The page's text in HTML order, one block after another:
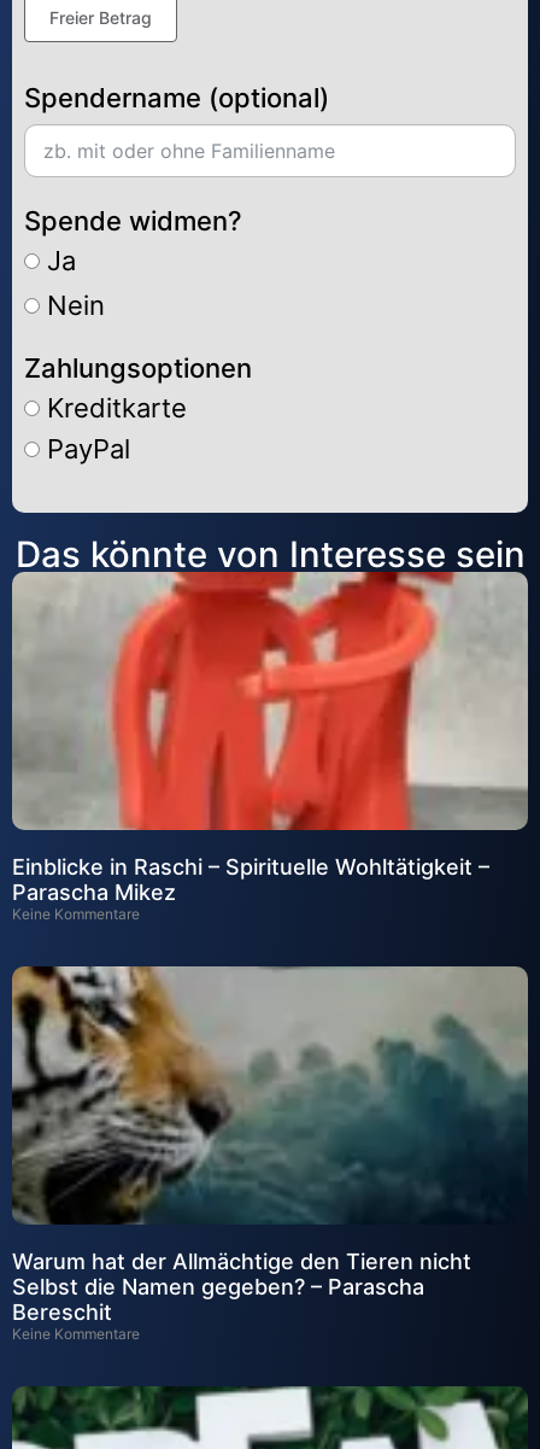
Freier Betrag
Spendername (optional)
Spende widmen?
Ja
Nein
Zahlungsoptionen
Kreditkarte
PayPal
Alternative:
Das könnte von Interesse sein
Einblicke in Raschi – Spirituelle Wohltätigkeit –
Parascha Mikez
Keine Kommentare
Warum hat der Allmächtige den Tieren nicht
Selbst die Namen gegeben? – Parascha
Bereschit
Keine Kommentare